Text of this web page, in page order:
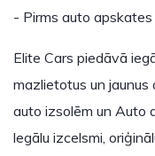
- Pirms auto
Elite Cars piedāvā
mazlietotus un jaunus
auto izsolēm un Auto
legālu izcelsmi,